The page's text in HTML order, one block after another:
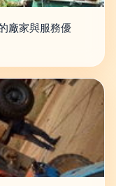
廠家與服務優